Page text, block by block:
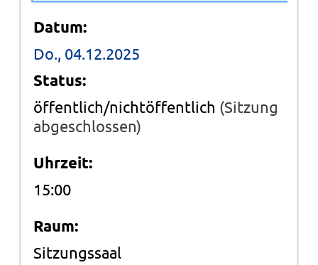
Datum:
Do., 04.12.2025
Status:
öffentlich/nichtöffentlich (Sitzung
abgeschlossen)
Uhrzeit:
15:00
Raum:
Sitzungssaal